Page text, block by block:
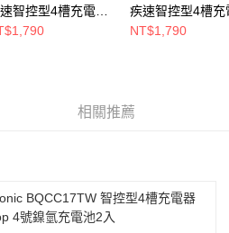
智控型4槽充電器
pro 3號鎳氫
疾速智控型4槽充
+ eneloop pro 4
NT$1,790
相關推薦
BQCC17TW 智控型4槽充電器
4號鎳氫充電池2入